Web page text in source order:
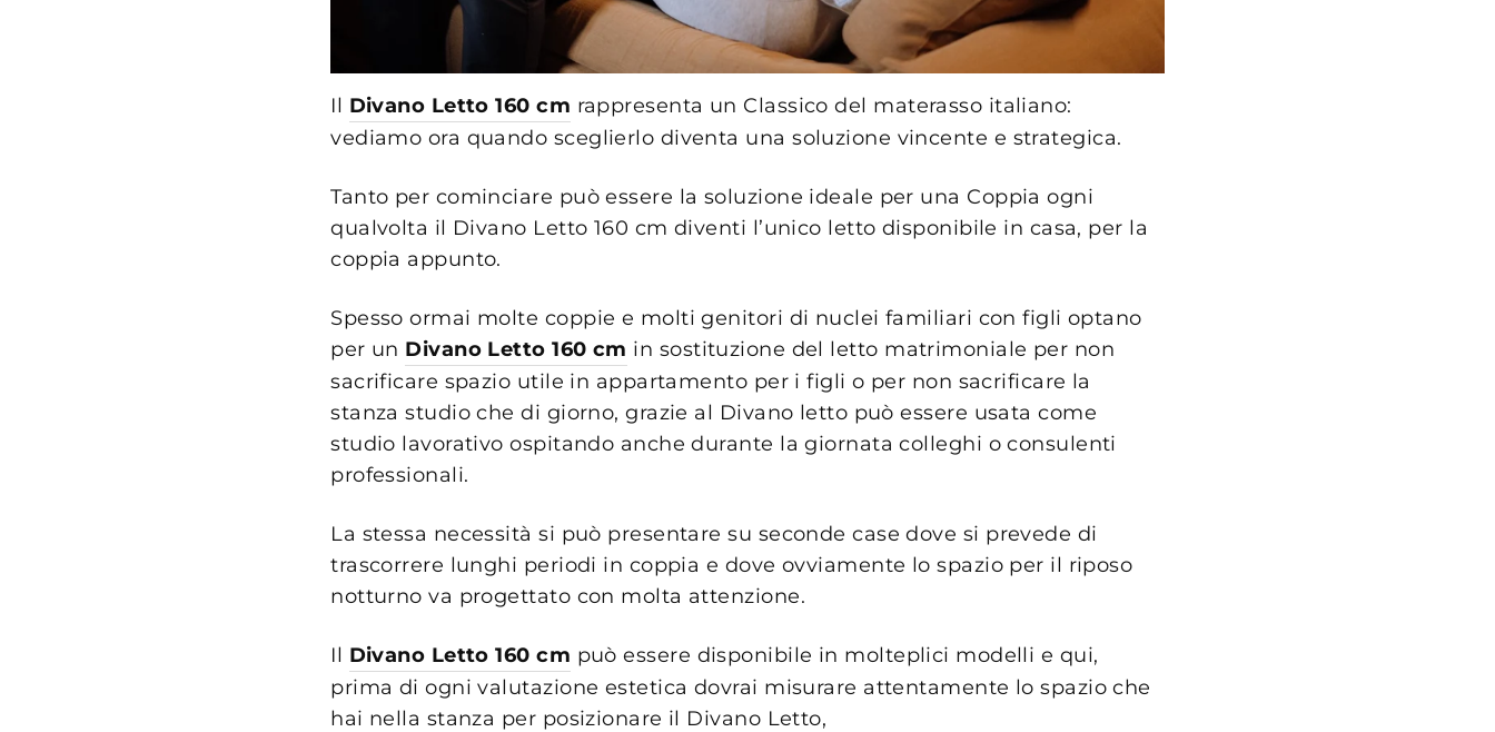
Il Divano Letto 160 cm rappresenta un Classico del materasso italiano:
vediamo ora quando sceglierlo diventa una soluzione vincente e strategica.
Tanto per cominciare può essere la soluzione ideale per una Coppia ogni
qualvolta il Divano Letto 160 cm diventi l’unico letto disponibile in casa, per la
coppia appunto.
Spesso ormai molte coppie e molti genitori di nuclei familiari con figli optano
per un Divano Letto 160 cm in sostituzione del letto matrimoniale per non
sacrificare spazio utile in appartamento per i figli o per non sacrificare la
stanza studio che di giorno, grazie al Divano letto può essere usata come
studio lavorativo ospitando anche durante la giornata colleghi o consulenti
professionali.
La stessa necessità si può presentare su seconde case dove si prevede di
trascorrere lunghi periodi in coppia e dove ovviamente lo spazio per il riposo
notturno va progettato con molta attenzione.
Il Divano Letto 160 cm può essere disponibile in molteplici modelli e qui,
prima di ogni valutazione estetica dovrai misurare attentamente lo spazio che
hai nella stanza per posizionare il Divano Letto,